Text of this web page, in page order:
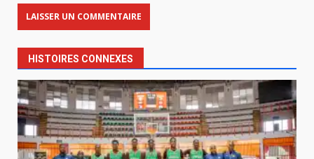
HISTOIRES CONNEXES